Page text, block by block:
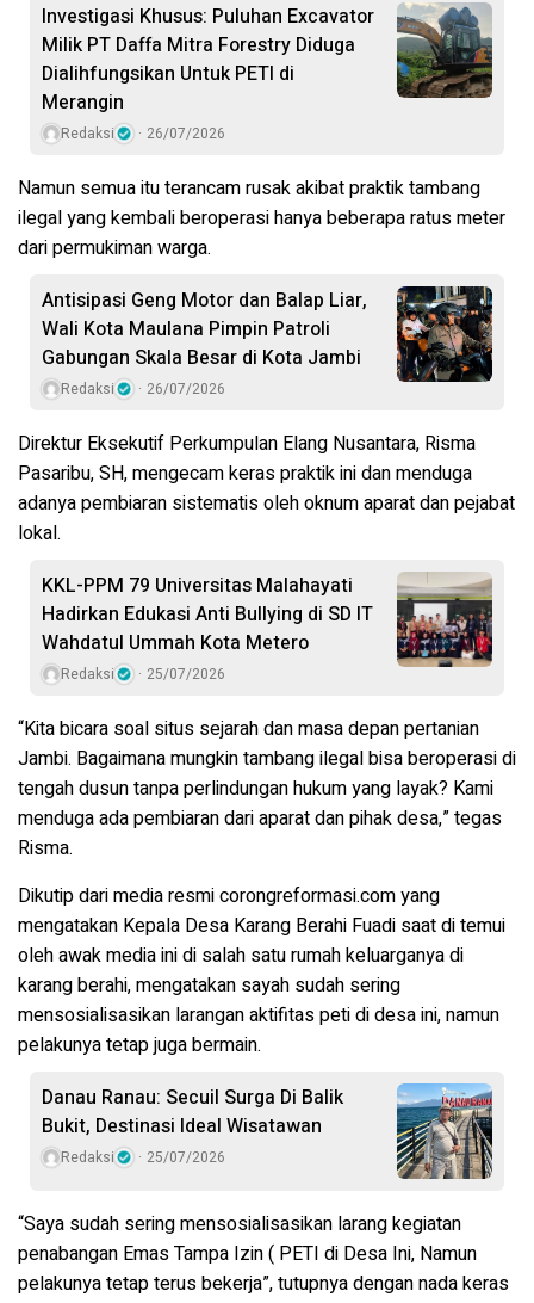
Investigasi Khusus: Puluhan Excavator
Milik PT Daffa Mitra Forestry Diduga
Dialihfungsikan Untuk PETI di
Merangin
Redaksi 26/07/2026
Namun semua itu terancam rusak akibat praktik tambang
ilegal yang kembali beroperasi hanya beberapa ratus meter
dari permukiman warga.
Antisipasi Geng Motor dan Balap Liar,
Wali Kota Maulana Pimpin Patroli
Gabungan Skala Besar di Kota Jambi
Redaksi 26/07/2026
Direktur Eksekutif Perkumpulan Elang Nusantara, Risma
Pasaribu, SH, mengecam keras praktik ini dan menduga
adanya pembiaran sistematis oleh oknum aparat dan pejabat
lokal.
KKL-PPM 79 Universitas Malahayati
Hadirkan Edukasi Anti Bullying di SD IT
Wahdatul Ummah Kota Metero
Redaksi 25/07/2026
“Kita bicara soal situs sejarah dan masa depan pertanian
Jambi. Bagaimana mungkin tambang ilegal bisa beroperasi di
tengah dusun tanpa perlindungan hukum yang layak? Kami
menduga ada pembiaran dari aparat dan pihak desa,” tegas
Risma.
Dikutip dari media resmi corongreformasi.com yang
mengatakan Kepala Desa Karang Berahi Fuadi saat di temui
oleh awak media ini di salah satu rumah keluarganya di
karang berahi, mengatakan sayah sudah sering
mensosialisasikan larangan aktifitas peti di desa ini, namun
pelakunya tetap juga bermain.
Danau Ranau: Secuil Surga Di Balik
Bukit, Destinasi Ideal Wisatawan
Redaksi 25/07/2026
“Saya sudah sering mensosialisasikan larang kegiatan
penabangan Emas Tampa Izin ( PETI di Desa Ini, Namun
pelakunya tetap terus bekerja”, tutupnya dengan nada keras